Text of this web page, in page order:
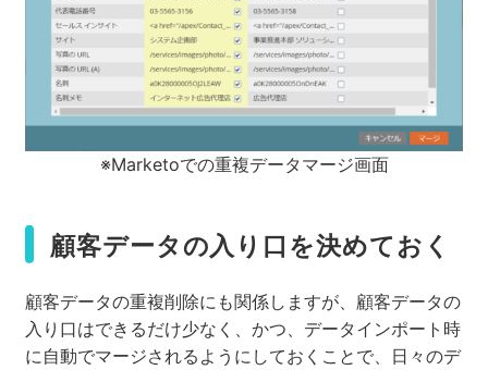
※Marketoでの重複データマージ画面
顧客データの入り口を決めておく
顧客データの重複削除にも関係しますが、顧客データの
入り口はできるだけ少なく、かつ、データインポート時
に自動でマージされるようにしておくことで、日々のデ